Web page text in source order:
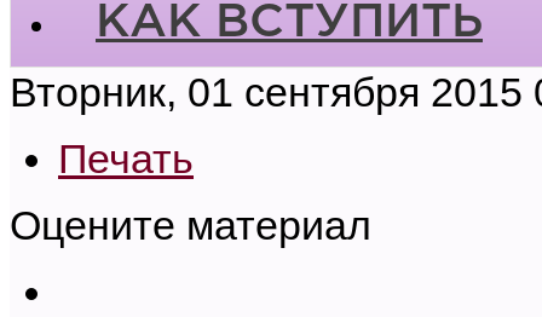
КАК ВСТУПИТЬ
Вторник, 01 сентября 2015
Печать
Оцените материал